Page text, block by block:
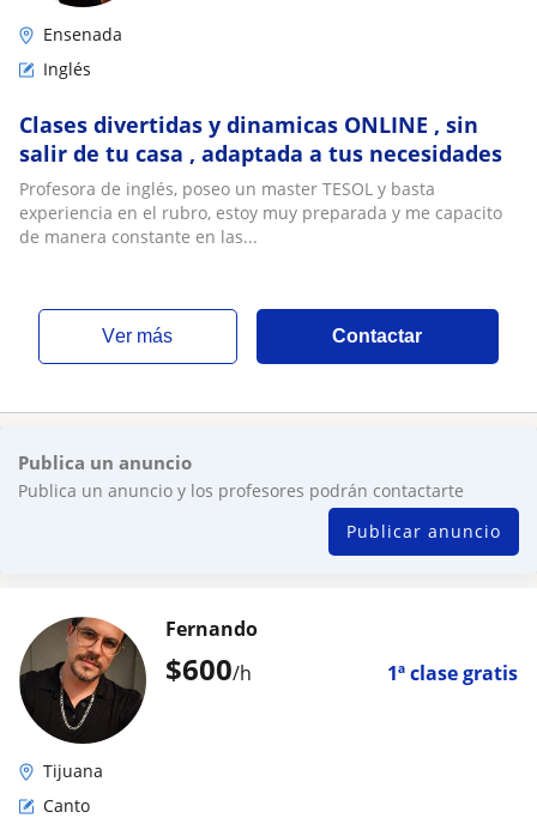
Ensenada
Inglés
Clases divertidas y dinamicas ONLINE , sin
salir de tu casa , adaptada a tus necesidades
Profesora de inglés, poseo un master TESOL y basta
experiencia en el rubro, estoy muy preparada y me capacito
de manera constante en las...
ver más Contactar
Publica un anuncio
Publica un anuncio y los profesores podrán contactarte
Publicar anuncio
$600/h 1ª clase gratis
Fernando
Tijuana
Canto